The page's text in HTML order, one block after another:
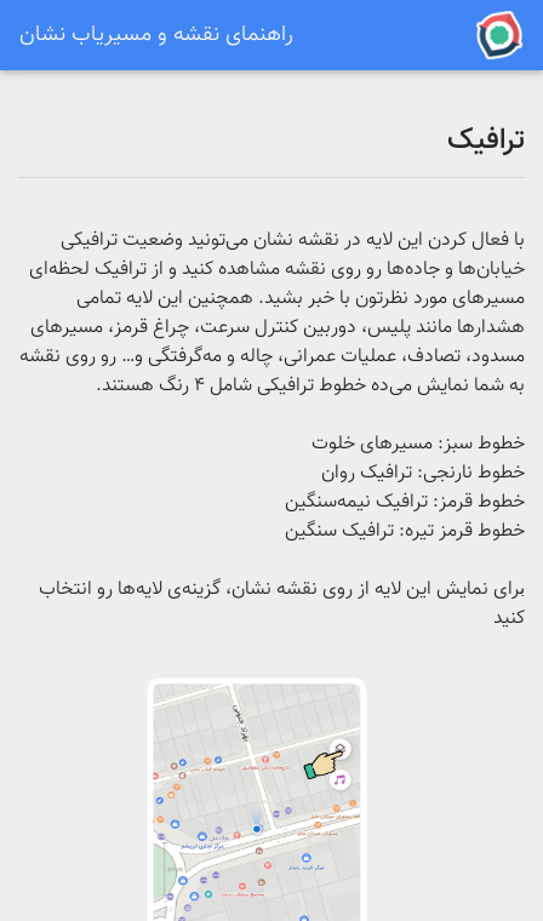
راهنمای نقشه و مسیریاب نشان
ترافیک
با فعال کردن این لایه در نقشه نشان می‌تونید وضعیت ترافیکی
خیابان‌ها و جاده‌ها رو روی نقشه مشاهده کنید و از ترافیک لحظه‌ای
مسیرهای مورد نظرتون با خبر بشید. همچنین این لایه تمامی
هشدارها مانند پلیس، دوربین کنترل سرعت، چراغ قرمز، مسیرهای
مسدود، تصادف، عملیات عمرانی، چاله و مه‌گرفتگی و… رو روی نقشه
به شما نمایش می‌ده خطوط ترافیکی شامل 4 رنگ هستند.
خطوط سبز: مسیرهای خلوت
خطوط نارنجی: ترافیک روان
خطوط قرمز: ترافیک نیمه‌سنگین
خطوطقرمز تیره: ترافیک سنگین
برای نمایش این لایه از روی نقشه نشان، گزینه‌ی لایه‌ها رو انتخاب
کنید